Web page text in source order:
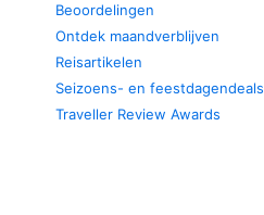
Beoordelingen
Ontdek maandverblijven
Reisartikelen
Seizoens- en feestdagendeals
Traveller Review Awards